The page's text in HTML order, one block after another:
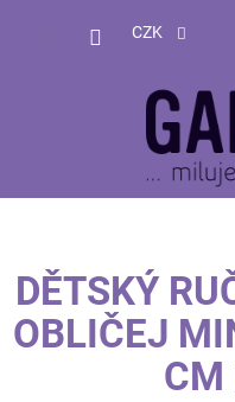
CZK
DĚTSKÝ
OBLIČEJ
CM